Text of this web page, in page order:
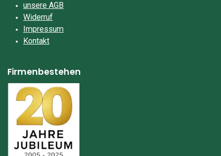
unsere AGB
Widerruf
Impressum​
Kontakt
Firmenbestehen